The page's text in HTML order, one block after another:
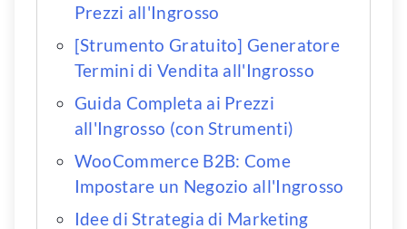
Prezzi all'Ingrosso
[Strumento Gratuito] Generatore
Termini di Vendita all'Ingrosso
Guida Completa ai Prezzi
all'Ingrosso (con Strumenti)
WooCommerce B2B: Come
Impostare un Negozio all'Ingrosso
Idee di Strategia di Marketing